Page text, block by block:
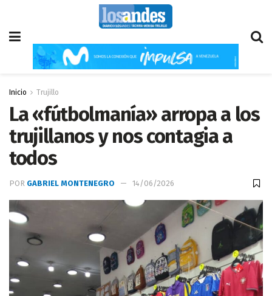
Inicio Trujillo
La «fútbolmanía» arropa a los
trujillanos y nos contagia a
todos
POR GABRIEL MONTENEGRO 14/06/2026